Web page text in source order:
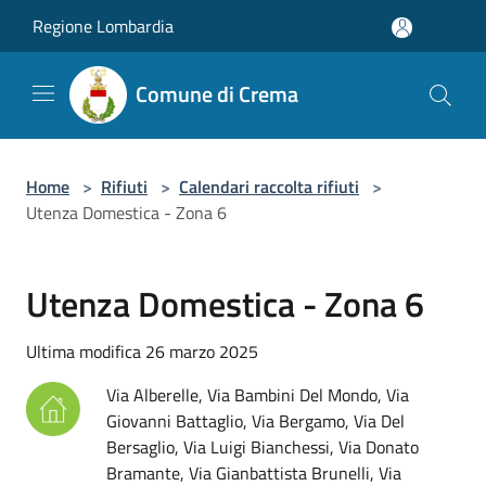
Regione Lombardia
Comune di Crema
Home > Rifiuti > Calendari raccolta rifiuti >
Utenza Domestica - Zona 6
Utenza Domestica - Zona 6
Ultima modifica 26 marzo 2025
Via Alberelle, Via Bambini Del Mondo, Via
Giovanni Battaglio, Via Bergamo, Via Del
Bersaglio, Via Luigi Bianchessi, Via Donato
Bramante, Via Gianbattista Brunelli, Via